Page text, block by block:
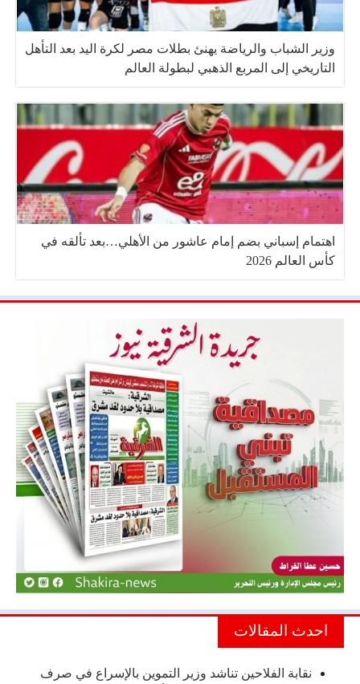
وزير الشباب والرياضة يهنئ بطلات مصر لكرة اليد بعد التأهل
التاريخي إلى المربع الذهبي لبطولة العالم
اهتمام إسباني بضم إمام عاشور من الأهلي…بعد تألقه في
كأس العالم 2026
احدث المقالات
نقابة الفلاحين تناشد وزير التموين بالإسراع في صرف